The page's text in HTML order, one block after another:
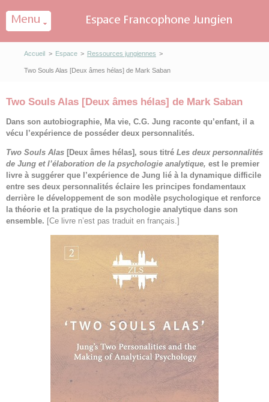
Accueil > Espace > Ressources jungiennes >
Two Souls Alas [Deux âmes hélas] de Mark Saban
Two Souls Alas [Deux âmes hélas] de Mark Saban
Dans son autobiographie, Ma vie, C.G. Jung raconte qu’enfant, il a
vécu l’expérience de posséder deux personnalités.
Two Souls Alas [Deux âmes hélas], sous titré Les deux personnalités
de Jung et l’élaboration de la psychologie analytique, est le premier
livre à suggérer que l’expérience de Jung lié à la dynamique difficile
entre ses deux personnalités éclaire les principes fondamentaux
derrière le développement de son modèle psychologique et renforce
la théorie et la pratique de la psychologie analytique dans son
ensemble. [Ce livre n’est pas traduit en français.]